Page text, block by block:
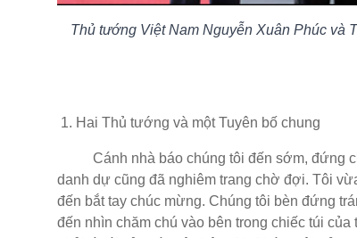
Thủ tướng Việt Nam Nguyễn Xuân Phúc và
1. Hai Thủ tướng và một Tuyên bố chung
Cánh nhà báo chúng tôi đến sớm, đứng
danh dự cũng đã nghiêm trang chờ đợi. Tôi
đến bắt tay chúc mừng. Chúng tôi bèn đứng
đến nhìn chăm chú vào bên trong chiếc túi